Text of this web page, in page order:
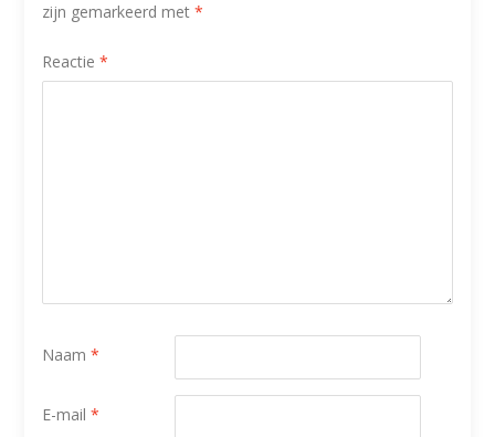
zijn gemarkeerd met *
Reactie *
Naam *
E-mail *